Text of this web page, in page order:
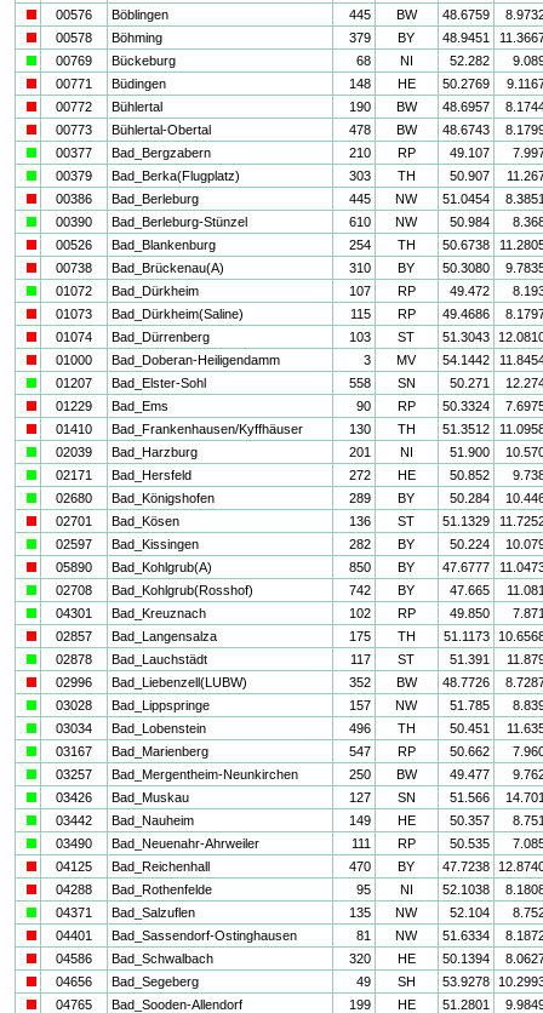
00576 Böblingen 445 BW 48.6759
00578 Böhming 379 BY 48.9451
00769 Bückeburg 68 NI 52.282
00771 Büdingen 148 HE 50.2769
00772 Bühlertal 190 BW 48.6957
00773 Bühlertal-Obertal 478 BW 48.6743
00377 Bad_Bergzabern 210 RP 49.107
00379 Bad_Berka(Flugplatz) 303 TH 50.907
00386 Bad_Berleburg 445 NW 51.0454
00390 Bad_Berleburg-Stünzel 610 NW 50.984
00526 Bad_Blankenburg 254 TH 50.6738
00738 Bad_Brückenau(A) 310 BY 50.3080
01072 Bad_Dürkheim 107 RP 49.472
01073 Bad_Dürkheim(Saline) 115 RP 49.4686
01074 Bad_Dürrenberg 103 ST 51.3043
01000 Bad_Doberan-Heiligendamm 3 MV 54.1442
01207 Bad_Elster-Sohl 558 SN 50.271
01229 Bad_Ems 90 RP 50.3324
01410 Bad_Frankenhausen/Kyffhäuser 130 TH 51.3512
02039 Bad_Harzburg 201 NI 51.900
02171 Bad_Hersfeld 272 HE 50.852
02680 Bad_Königshofen 289 BY 50.284
02701 Bad_Kösen 136 ST 51.1329
02597 Bad_Kissingen 282 BY 50.224
05890 Bad_Kohlgrub(A) 850 BY 47.6777
02708 Bad_Kohlgrub(Rosshof) 742 BY 47.665
04301 Bad_Kreuznach 102 RP 49.850
02857 Bad_Langensalza 175 TH 51.1173
02878 Bad_Lauchstädt 117 ST 51.391
02996 Bad_Liebenzell(LUBW) 352 BW 48.7726
03028 Bad_Lippspringe 157 NW 51.785
03034 Bad_Lobenstein 496 TH 50.451
03167 Bad_Marienberg 547 RP 50.662
03257 Bad_Mergentheim-Neunkirchen 250 BW 49.477
03426 Bad_Muskau 127 SN 51.566
03442 Bad_Nauheim 149 HE 50.357
03490 Bad_Neuenahr-Ahrweiler 111 RP 50.535
04125 Bad_Reichenhall 470 BY 47.7238
04288 Bad_Rothenfelde 95 NI 52.1038
04371 Bad_Salzuflen 135 NW 52.104
04401 Bad_Sassendorf-Ostinghausen 81 NW 51.6334
04586 Bad_Schwalbach 320 HE 50.1394
04656 Bad_Segeberg 49 SH 53.9278
04765 Bad_Sooden-Allendorf 199 HE 51.2801